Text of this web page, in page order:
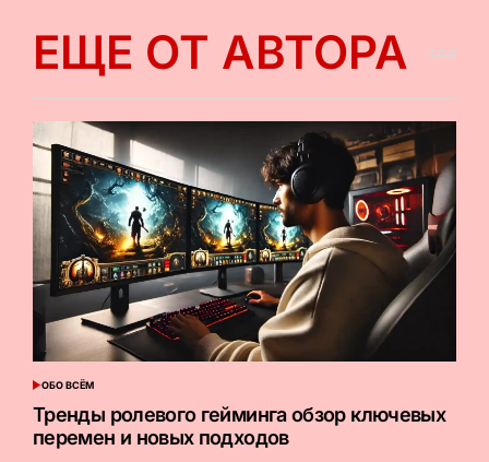
ЕЩЕ ОТ АВТОРА
ОПУБЛИКОВАНО
В
ОБО ВСЁМ
Тренды ролевого гейминга обзор ключевых
перемен и новых подходов